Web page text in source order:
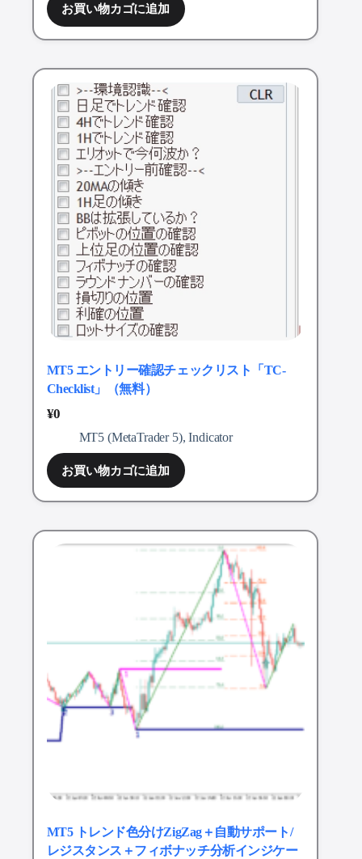
お買い物カゴに追加
MT5 エントリー確認チェックリスト「TC-
Checklist」（無料）
¥0
MT5 (MetaTrader 5),Indicator
お買い物カゴに追加
MT5 トレンド色分けZigZag＋自動サポート/
レジスタンス＋フィボナッチ分析インジケー